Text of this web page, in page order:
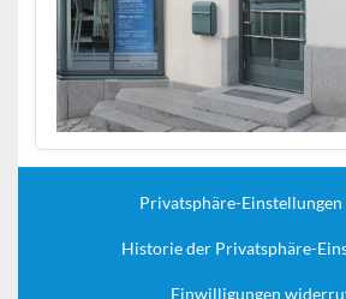
Privatsphäre-Einstellungen
Historie der Privatsphäre-
Einwilligungen